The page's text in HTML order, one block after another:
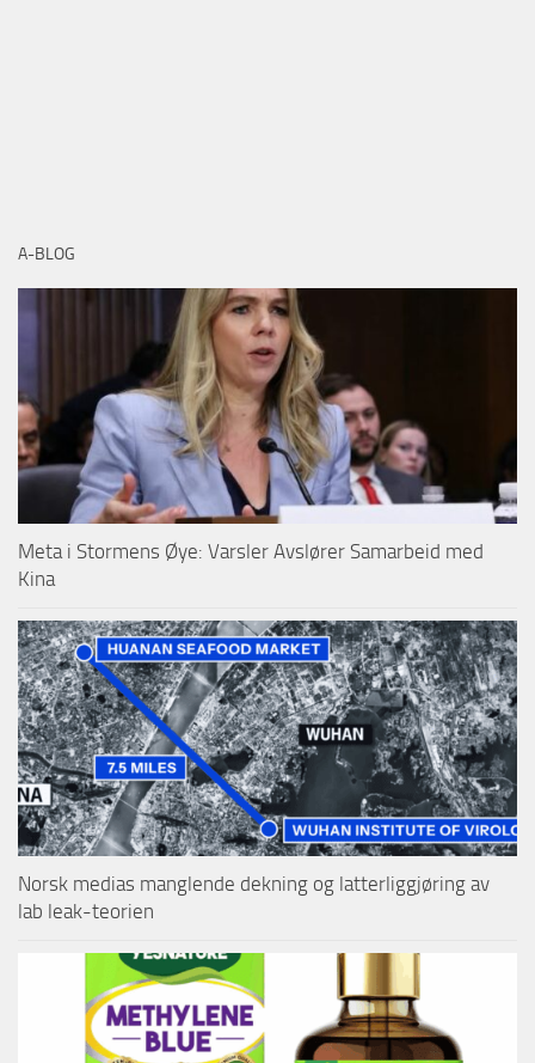
A-BLOG
Meta i Stormens Øye: Varsler Avslører Samarbeid med
Kina
Norsk medias manglende dekning og latterliggjøring av
lab leak-teorien